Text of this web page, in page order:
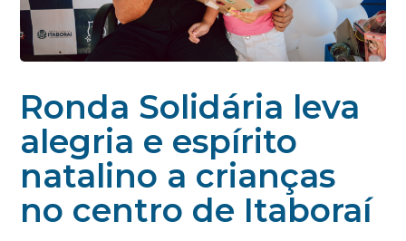
Ronda Solidária leva
alegria e espírito
natalino a crianças
no centro de Itaboraí